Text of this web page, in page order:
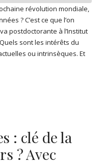
Deezer
PocketCasts
RSS
révolution mondiale,
? C’est ce que l’on
postdoctorante à l’Institut
sont les intérêts du
ou intrinsèques. Et
: clé de la
? Avec